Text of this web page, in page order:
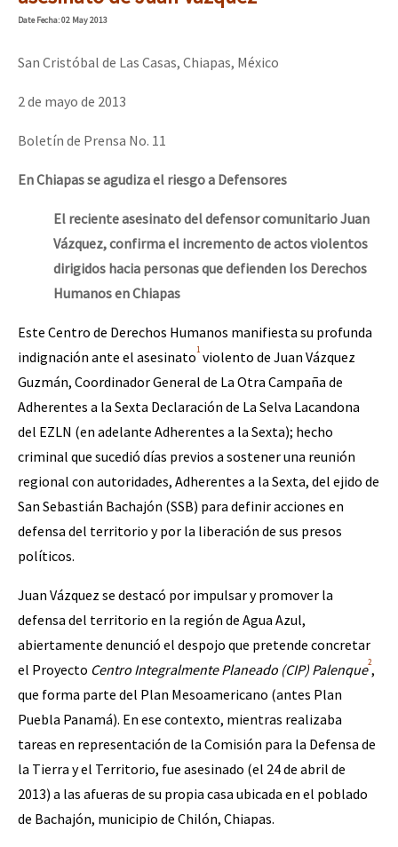
Mundo
AutonomÍa y Resistencia
Megaproyectos
Migración
Presos
Mujeres
MULTIMEDIA
Audio
Fotorreportaje
Video
Otras secciones
Semillero Guerra contra la Humanidad. (Las poblaciones y
la naturaleza bajo asedio)
Medios Libres
COVID-19
Contacto
Dia 2 do Encontro “Guerra contra a Humanidad”
Dia 1: Encontro “Guerra contra a Humanidade”
[CDMX – 20 julio] Jornadas globales por la libertad de Jesús
“Sonhando a Terra do Bem Virá” se publica no Estado Espanhol
Se o México sabe, que o mundo saiba! Nossas lutas pela
[25 abr – CDMX] Tokín por el CNI: 30 años de Resistencia y
DateFecha: 02 May 2013
San Cristóbal de Las Casas, Chiapas, México
2 de mayo de 2013
Boletín de Prensa No. 11
En Chiapas se agudiza el riesgo a Defensores
El reciente asesinato del defensor comunitario Juan
Vázquez, confirma el incremento de actos violentos
dirigidos hacia personas que defienden los Derechos
Humanos en Chiapas
Este Centro de Derechos Humanos manifiesta su profunda
indignación ante el asesinato1 violento de Juan Vázquez
Guzmán, Coordinador General de La Otra Campaña de
Adherentes a la Sexta Declaración de La Selva Lacandona
del EZLN (en adelante Adherentes a la Sexta); hecho
criminal que sucedió días previos a sostener una reunión
regional con autoridades, Adherentes a la Sexta, del ejido de
San Sebastián Bachajón (SSB) para definir acciones en
defensa del territorio y por la liberación de sus presos
políticos.
Juan Vázquez se destacó por impulsar y promover la
defensa del territorio en la región de Agua Azul,
abiertamente denunció el despojo que pretende concretar
el Proyecto Centro Integralmente Planeado (CIP) Palenque2,
que forma parte del Plan Mesoamericano (antes Plan
Puebla Panamá). En ese contexto, mientras realizaba
tareas en representación de la Comisión para la Defensa de
la Tierra y el Territorio, fue asesinado (el 24 de abril de
2013) a las afueras de su propia casa ubicada en el poblado
de Bachajón, municipio de Chilón, Chiapas.